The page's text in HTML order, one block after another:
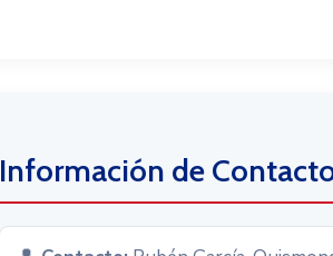
Información de